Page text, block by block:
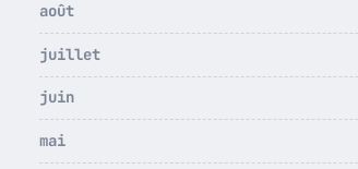
août
juillet
juin
mai